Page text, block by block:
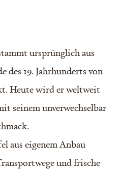
ursprünglich aus
des 19. Jahrhunderts von
Heute wird er weltweit
seinem unverwechselbar
aus eigenem Anbau
und frische